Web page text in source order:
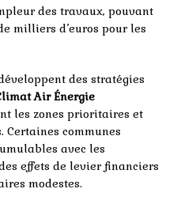
des travaux, pouvant
milliers d’euros pour les
des stratégies
Air Énergie
les zones prioritaires et
communes
avec les
effets de levier financiers
modestes.